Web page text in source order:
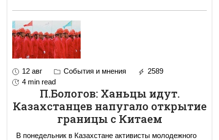
12 авг События и мнения
2589
4 min read
П.Бологов: Ханьцы идут.
Казахстанцев напугало открытие
границы с Китаем
В понедельник в Казахстане активисты молодежного